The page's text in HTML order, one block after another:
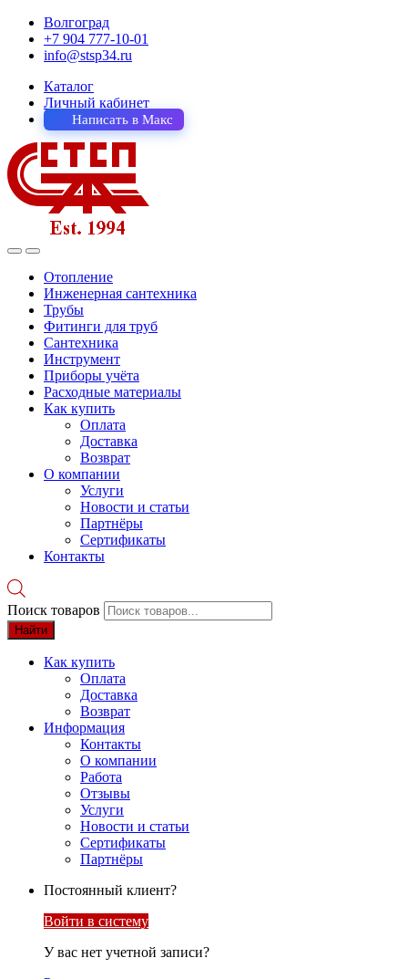
Волгоград
+7 904 777-10-01
info@stsp34.ru
Каталог
Личный кабинет
Написать в Макс
Отопление
Инженерная сантехника
Трубы
Фитинги для труб
Сантехника
Инструмент
Приборы учёта
Расходные материалы
Как купить
Оплата
Доставка
Возврат
О компании
Услуги
Новости и статьи
Партнёры
Сертификаты
Контакты
Поиск товаров
Найти
Как купить
Оплата
Доставка
Возврат
Информация
Контакты
О компании
Работа
Отзывы
Услуги
Новости и статьи
Сертификаты
Партнёры
Постоянный клиент?
Войти в систему
У вас нет учетной записи?